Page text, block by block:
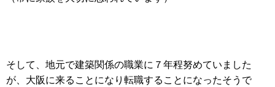
そして、地元で建築関係の職業に７年程努めていました
が、大阪に来ることになり転職することになったそうで